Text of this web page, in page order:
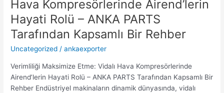
Hava Kompresörlerinde Airend’lerin
Hayati Rolü – ANKA PARTS
Tarafından Kapsamlı Bir Rehber
Uncategorized /ankaexporter
Verimliliği Maksimize Etme: Vidalı Hava Kompresörlerinde
Airend’lerin Hayati Rolü – ANKA PARTS Tarafından Kapsamlı Bir
Rehber Endüstriyel makinaların dinamik dünyasında, vidalı